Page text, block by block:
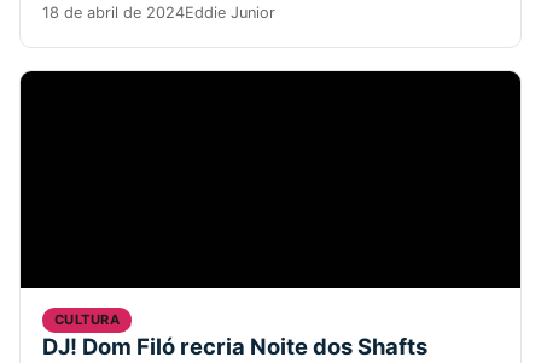
18 de abril de 2024Eddie Junior
CULTURA
DJ! Dom Filó recria Noite dos Shafts